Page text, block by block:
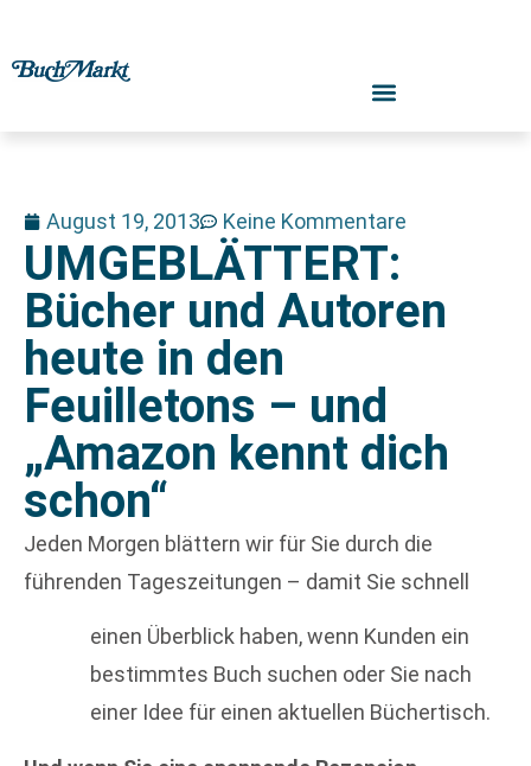
August 19, 2013 Keine Kommentare
UMGEBLÄTTERT:
Bücher und Autoren
heute in den
Feuilletons – und
„Amazon kennt dich
schon“
Jeden Morgen blättern wir für Sie durch die
führenden Tageszeitungen – damit Sie schnell
einen Überblick haben, wenn Kunden ein
bestimmtes Buch suchen oder Sie nach
einer Idee für einen aktuellen Büchertisch.